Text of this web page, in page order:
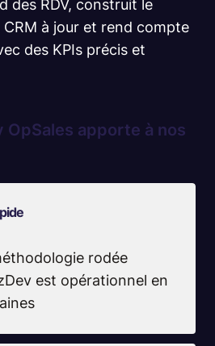
des RDV, construit le
à jour et rend compte
des KPIs précis et
OpSales apporte à nos
rodée
est opérationnel en